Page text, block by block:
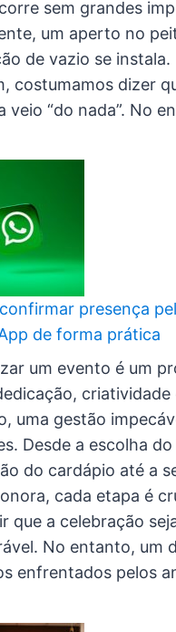
sem grandes
um aperto no
de vazio se instala.
costumamos dizer
veio “do nada”. No
presença
de forma prática
um evento é um
criatividade
uma gestão
Desde a escolha do
do cardápio até a
cada etapa é
que a celebração
No entanto, um
enfrentados pelos